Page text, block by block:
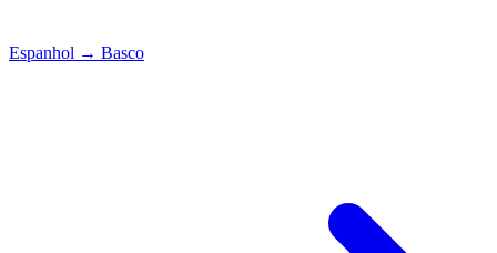
Espanhol → Basco